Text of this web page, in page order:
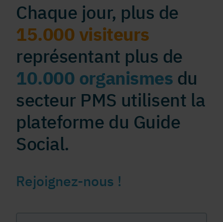
Chaque jour, plus de
15.000 visiteurs
représentant plus de
10.000 organismes du
secteur PMS utilisent la
plateforme du Guide
Social.
Rejoignez-nous !